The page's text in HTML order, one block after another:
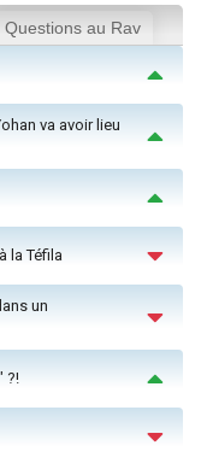
Questions au Rav
va avoir lieu
la Téfila
un
?!